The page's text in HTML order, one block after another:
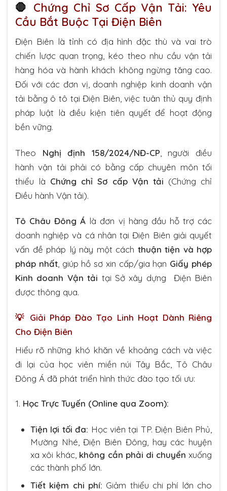
🛑 Chứng Chỉ Sơ Cấp Vận Tải: Yêu
Cầu Bắt Buộc Tại Điện Biên
Điện Biên là tỉnh có địa hình đặc thù và vai trò
chiến lược quan trọng, kéo theo nhu cầu vận tải
hàng hóa và hành khách không ngừng tăng cao.
Đối với các đơn vị, doanh nghiệp kinh doanh vận
tải bằng ô tô tại Điện Biên, việc tuân thủ quy định
pháp luật là điều kiện tiên quyết để hoạt động
bền vững.
Theo Nghị định 158/2024/NĐ-CP , người điều
hành vận tải phải có bằng cấp chuyên môn tối
thiểu là Chứng chỉ Sơ cấp Vận tải (Chứng chỉ
Điều hành Vận tải).
Tô Châu Đông Á là đơn vị hàng đầu hỗ trợ các
doanh nghiệp và cá nhân tại Điện Biên giải quyết
vấn đề pháp lý này một cách thuận tiện và hợp
pháp nhất, giúp hồ sơ xin cấp/gia hạn Giấy phép
Kinh doanh Vận tải tại Sở xây dựng Điện Biên
được thông qua.
💡 Giải Pháp Đào Tạo Linh Hoạt Dành Riêng
Cho Điện Biên
Hiểu rõ những khó khăn về khoảng cách và việc
đi lại của học viên miền núi Tây Bắc, Tô Châu
Đông Á đã phát triển hình thức đào tạo tối ưu:
Học Trực Tuyến (Online qua Zoom):
Tiện lợi tối đa: Học viên tại TP. Điện Biên Phủ,
Mường Nhé, Điện Biên Đông, hay các huyện
xa xôi khác, không cần phải di chuyển xuống
các thành phố lớn.
Tiết kiệm chi phí: Giảm thiểu chi phí lớn cho